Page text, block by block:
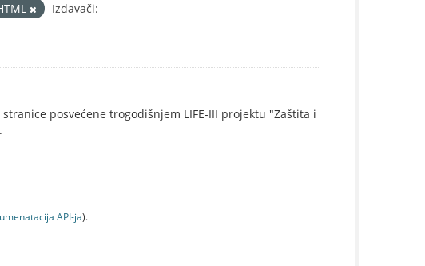
Izdavači:
posvećene trogodišnjem LIFE-III projektu "Zaštita i
API-jа).